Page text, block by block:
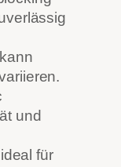
und
für